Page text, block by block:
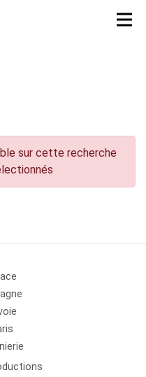
sur cette recherche